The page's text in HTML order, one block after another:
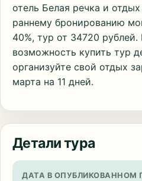
отель Белая речка и
раннему бронированию
40%, тур от 34720 рублей.
возможность купить тур
организуйте свой отдых
марта на 11 дней.
Детали тура
ДАТА В ОПУБЛИКОВАННОМ